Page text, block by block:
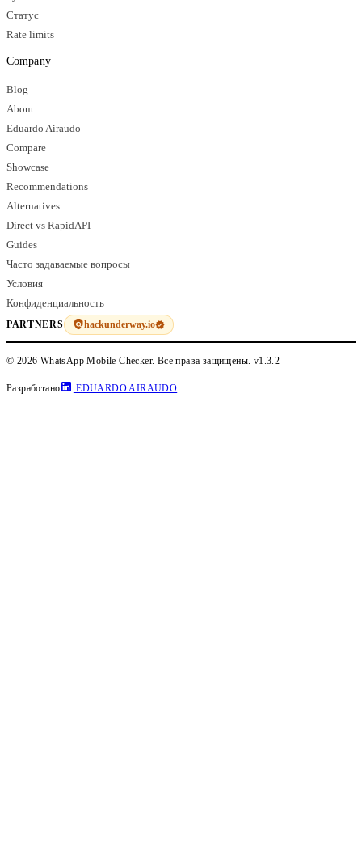
Статус
Rate limits
Company
Blog
About
Eduardo Airaudo
Compare
Showcase
Recommendations
Alternatives
Direct vs RapidAPI
Guides
Часто задаваемые вопросы
Условия
Конфиденциальность
PARTNERS hackunderway.io
© 2026 WhatsApp Mobile Checker. Все права защищены. v1.3.2
Разработано EDUARDO AIRAUDO